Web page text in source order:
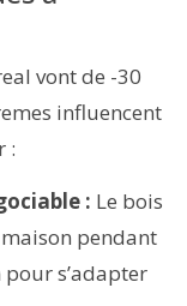
vont de -30
influencent
:
: Le bois
pendant
s’adapter